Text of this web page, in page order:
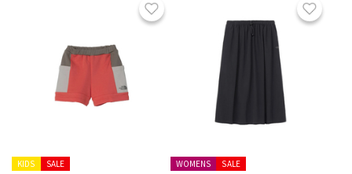
お気に入り
SALE
KIDS
SALE
WOMENS